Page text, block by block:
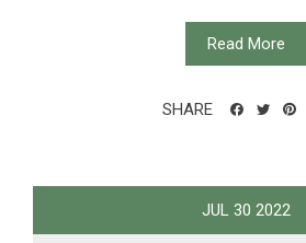
Read More
SHARE
JUL 30 2022